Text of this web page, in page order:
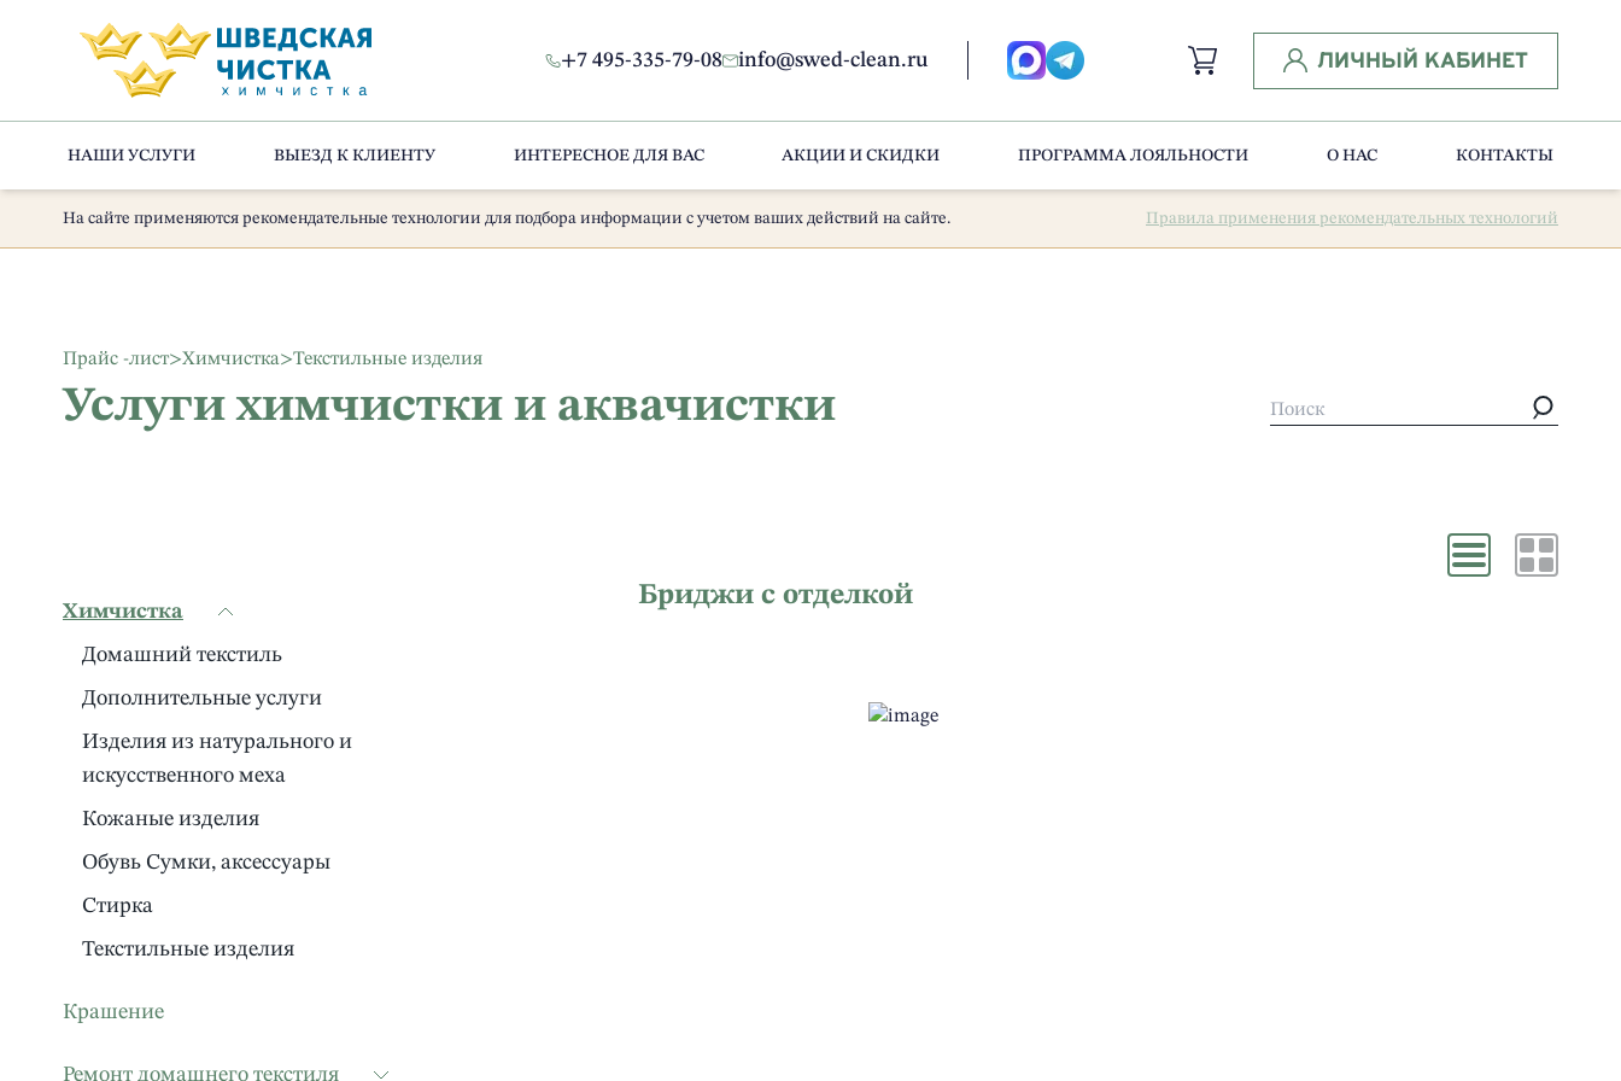
+7 495-335-79-08 info@swed-clean.ru ЛИЧНЫЙ КАБИНЕТ
НАШИ УСЛУГИ ВЫЕЗД К КЛИЕНТУ ИНТЕРЕСНОЕ ДЛЯ ВАС АКЦИИ И СКИДКИ ПРОГРАММА ЛОЯЛЬНОСТИ О НАС КОНТАКТЫ
На сайте применяются рекомендательные технологии для подбора информации с учетом ваших действий на сайте. Правила применения рекомендательных технологий
Прайс -лист>Химчистка>Текстильные изделия
Услуги химчистки и аквачистки
Химчистка
Домашний текстиль
Дополнительные услуги
Изделия из натурального и
искусственного меха
Кожаные изделия
Обувь Сумки, аксессуары
Стирка
Текстильные изделия
Крашение
Ремонт домашнего текстиля
Бриджи с отделкой